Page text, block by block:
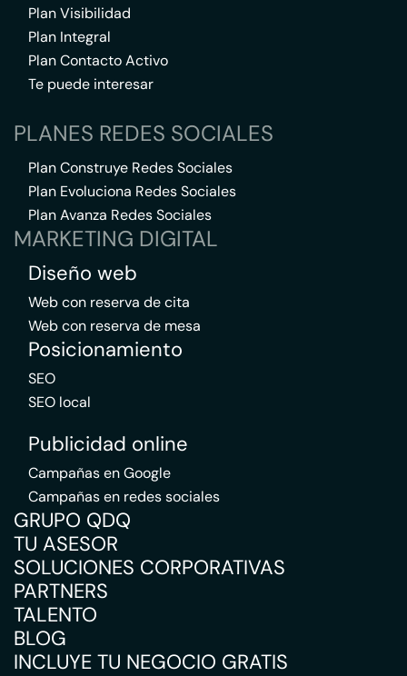
Plan Visibilidad
Plan Integral
Plan Contacto Activo
Te puede interesar
PLANES REDES SOCIALES
Plan Construye Redes Sociales
Plan Evoluciona Redes Sociales
Plan Avanza Redes Sociales
MARKETING DIGITAL
Diseño web
Web con reserva de cita
Web con reserva de mesa
Posicionamiento
SEO
SEO local
Publicidad online
Campañas en Google
Campañas en redes sociales
GRUPO QDQ
TU ASESOR
SOLUCIONES CORPORATIVAS
PARTNERS
TALENTO
BLOG
INCLUYE TU NEGOCIO GRATIS